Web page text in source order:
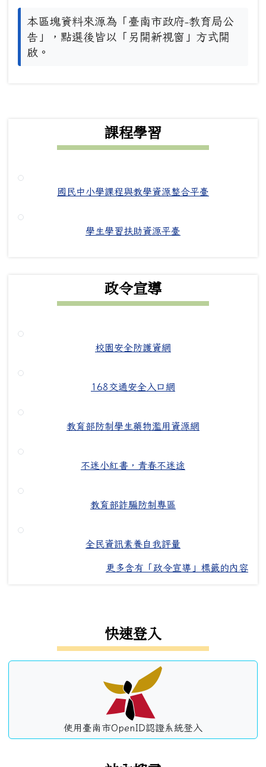
本區塊資料來源為「臺南市政府-教育局公
告」，點選後皆以「另開新視窗」方式開
啟。
課程學習
國民中小學課程與教學資源整合平臺
學生學習扶助資源平臺
政令宣導
校園安全防護資網
168交通安全入口網
教育部防制學生藥物濫用資源網
不迷小紅書，青春不迷途
教育部詐騙防制專區
全民資訊素養自我評量
更多含有「政令宣導」標籤的內容
快速登入
使用臺南市OpenID認證系統登入